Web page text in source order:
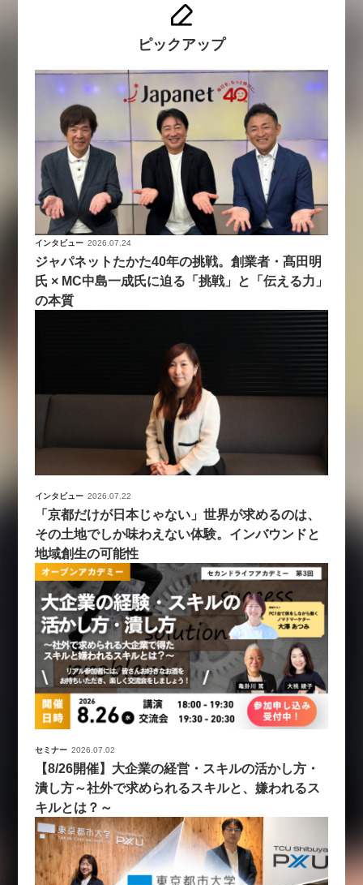
ピックアップ
インタビュー 2026.07.24
ジャパネットたかた40年の挑戦。創業者・髙田明
氏 × MC中島一成氏に迫る「挑戦」と「伝える力」
の本質
インタビュー 2026.07.22
「京都だけが日本じゃない」世界が求めるのは、
その土地でしか味わえない体験。インバウンドと
地域創生の可能性
セミナー 2026.07.02
【8/26開催】大企業の経営・スキルの活かし方・
潰し方～社外で求められるスキルと、嫌われるス
キルとは？～